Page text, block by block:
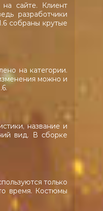
сайте. Клиент
разработчики
собраны крутые
на категории.
можно и
название и
вид. В сборке
только
время. Костюмы